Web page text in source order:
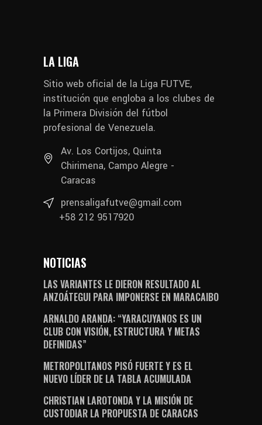
LA LIGA
Sitio web oficial de la Liga FUTVE,
institución que engloba a los clubes de
la Primera División del fútbol
profesional de Venezuela.
Av. Los Cortijos, Quinta
Chirimena, Campo Alegre -
Caracas
prensaligafutve@gmail.com
+58 212 9517920
NOTICIAS
LAS VARIANTES LE DIERON RESULTADO AL
ANZOÁTEGUI PARA IMPONERSE EN MARACAIBO
ARNALDO ARANDA: “YARACUYANOS ES UN
CLUB CON VISIÓN, ESTRUCTURA Y METAS
DEFINIDAS”
METROPOLITANOS PISÓ FUERTE Y ES EL
NUEVO LÍDER DE LA TABLA ACUMULADA
CHRISTIAN LAROTONDA Y LA MISIÓN DE
CUSTODIAR LA PROPUESTA DE CARACAS